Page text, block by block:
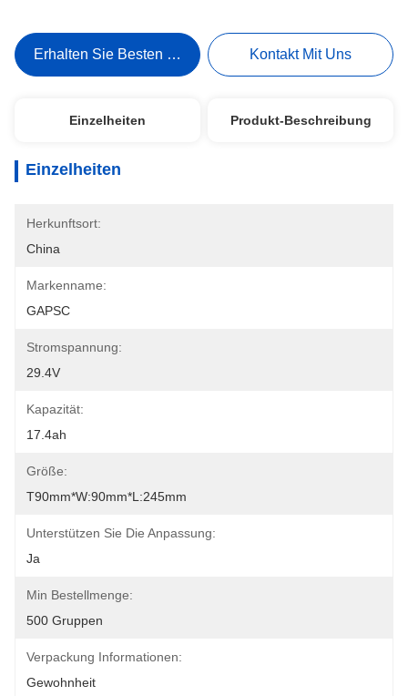
Erhalten Sie Besten Preis Kontakt Mit Uns
Einzelheiten Produkt-Beschreibung
Einzelheiten
Herkunftsort:
China
Markenname:
GAPSC
Stromspannung:
29.4V
Kapazität:
17.4ah
Größe:
T90mm*W:90mm*L:245mm
Unterstützen Sie Die Anpassung:
Ja
Min Bestellmenge:
500 Gruppen
Verpackung Informationen:
Gewohnheit